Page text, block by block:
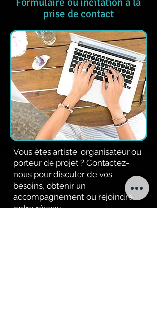
prise de contact
Vous êtes artiste, organisateur ou
porteur de projet ? Contactez-
nous pour discuter de vos
besoins, obtenir un
accompagnement ou rejoindre
notre réseau.